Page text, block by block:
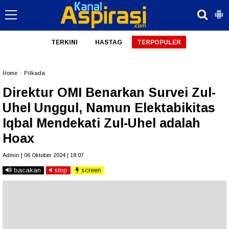
TERKINI HASTAG TERPOPULER
Home Pilkada
Direktur OMI Benarkan Survei Zul-
Uhel Unggul, Namun Elektabikitas
Iqbal Mendekati Zul-Uhel adalah
Hoax
Admin | 06 Oktober 2024 | 18:07
bacakan stop screen